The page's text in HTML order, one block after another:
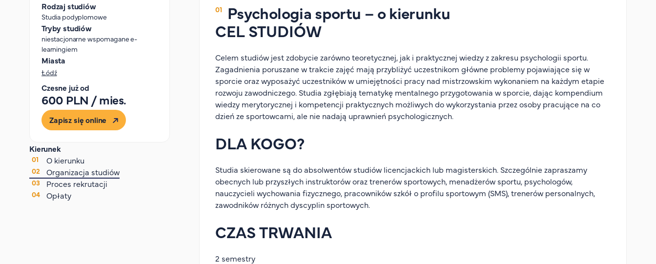
Rodzaj studiów
Studia podyplomowe
Tryby studiów
niestacjonarne wspomagane e-
learningiem
Miasta
Łódź
Czesne już od
600 PLN / mies.
Zapisz się online
Kierunek
O kierunku
Organizacja studiów
Proces rekrutacji
Opłaty
Psychologia sportu – o kierunku
CEL STUDIÓW
Celem studiów jest zdobycie zarówno teoretycznej, jak i praktycznej wiedzy z zakresu psychologii sportu.
Zagadnienia poruszane w trakcie zajęć mają przybliżyć uczestnikom główne problemy pojawiające się w
sporcie oraz wyposażyć uczestników w umiejętności pracy nad mistrzowskim wykonaniem na każdym etapie
rozwoju zawodniczego. Studia zgłębiają tematykę mentalnego przygotowania w sporcie, dając kompendium
wiedzy merytorycznej i kompetencji praktycznych możliwych do wykorzystania przez osoby pracujące na co
dzień ze sportowcami, ale nie nadają uprawnień psychologicznych.
DLA KOGO?
Studia skierowane są do absolwentów studiów licencjackich lub magisterskich. Szczególnie zapraszamy
obecnych lub przyszłych instruktorów oraz trenerów sportowych, menadżerów sportu, psychologów,
nauczycieli wychowania fizycznego, pracowników szkół o profilu sportowym (SMS), trenerów personalnych,
zawodników różnych dyscyplin sportowych.
CZAS TRWANIA
2 semestry